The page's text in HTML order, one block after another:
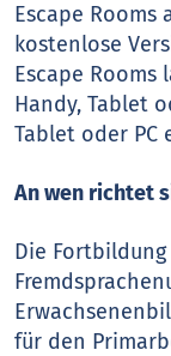
Escape Rooms
kostenlose
Escape
Handy, Tablet
Tablet oder PC
An wen richtet
Die
für den